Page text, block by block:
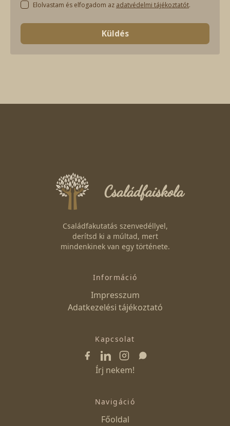
Elolvastam és elfogadom az adatvédelmi tájékoztatót.
Küldés
Családfaiskola
Családfakutatás szenvedéllyel,
derítsd ki a múltad, mert
mindenkinek van egy története.
Információ
Impresszum
Adatkezelési tájékoztató
Kapcsolat
Írj nekem!
Navigáció
Főoldal